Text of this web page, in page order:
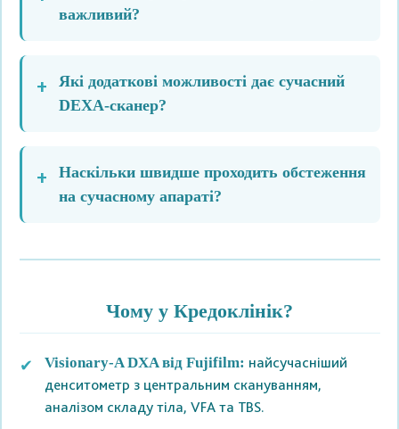
важливий?
Які додаткові можливості дає сучасний
DEXA-сканер?
Наскільки швидше проходить обстеження
на сучасному апараті?
Чому у Кредоклінік?
Visionary‑A DXA від Fujifilm: найсучасніший
денситометр з центральним скануванням,
аналізом складу тіла, VFA та TBS.